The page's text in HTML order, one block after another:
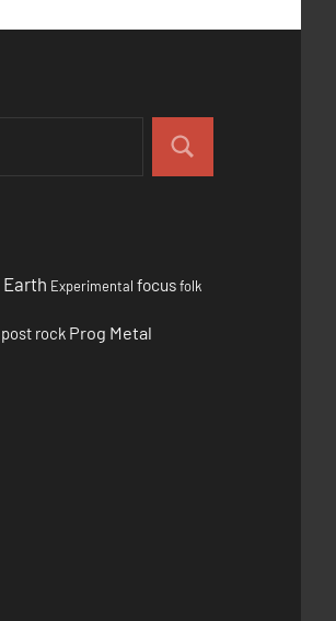
Earth Experimental focusfolk
post rock Prog Metal